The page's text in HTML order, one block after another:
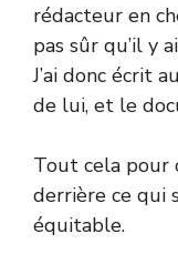
rédacteur en
pas sûr qu’il y
J’ai donc écrit
de lui, et le
Tout cela pour
derrière ce qui
équitable.